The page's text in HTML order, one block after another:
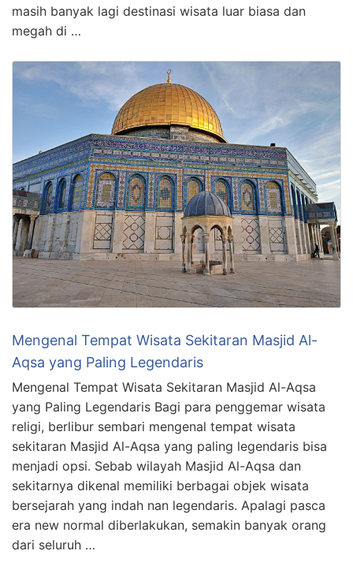
masih banyak lagi destinasi wisata luar biasa dan
megah di …
Mengenal Tempat Wisata Sekitaran Masjid Al-
Aqsa yang Paling Legendaris
Mengenal Tempat Wisata Sekitaran Masjid Al-Aqsa
yang Paling Legendaris Bagi para penggemar wisata
religi, berlibur sembari mengenal tempat wisata
sekitaran Masjid Al-Aqsa yang paling legendaris bisa
menjadi opsi. Sebab wilayah Masjid Al-Aqsa dan
sekitarnya dikenal memiliki berbagai objek wisata
bersejarah yang indah nan legendaris. Apalagi pasca
era new normal diberlakukan, semakin banyak orang
dari seluruh …